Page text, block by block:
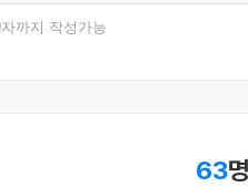
까지 작성가능
63